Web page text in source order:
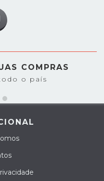
COMPRAS
o país